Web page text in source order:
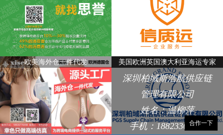
欧美海外仓一件代发 美国欧洲英国澳大利亚海运专家
深圳柏域斯浩航供应链
管理有限公司
姓名：温柳萍
手机：18823368248
合作一下